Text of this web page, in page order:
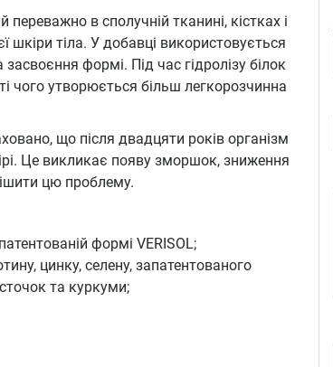
в сполучній тканині, кістках і
шкіри тіла. У добавці використовується
формі. Під час гідролізу білок
чого утворюється більш легкорозчинна
що після двадцяти років організм
Це викликає появу зморшок, зниження
цю проблему.
формі VERISOL;
цинку, селену, запатентованого
та куркуми;